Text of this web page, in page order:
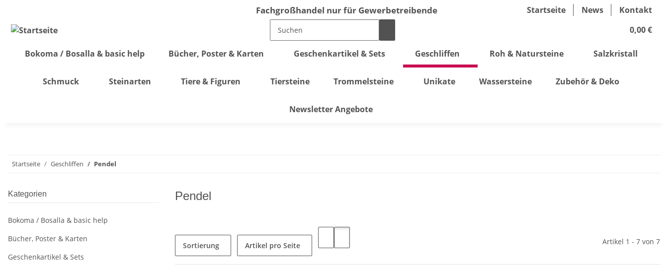
Fachgroßhandel nur für Gewerbetreibende Startseite News
Kontakt
0,00 €
Bokoma / Bosalla & basic help Bücher, Poster & Karten Geschenkartikel & Sets Geschliffen Roh & Natursteine Salzkristall
Schmuck Steinarten Tiere & Figuren Tiersteine Trommelsteine Unikate Wassersteine Zubehör & Deko
Newsletter Angebote
Startseite Geschliffen Pendel
Pendel
Sortierung Artikel pro Seite Artikel 1 - 7 von 7
Kategorien
Bokoma / Bosalla & basic help
Bücher, Poster & Karten
Geschenkartikel & Sets